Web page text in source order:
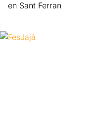
en Sant Ferran